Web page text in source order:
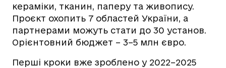
кераміки, тканин, паперу та живопису.
Проєкт охопить 7 областей України, а
партнерами можуть стати до 30 установ.
Орієнтовний бюджет – 3–5 млн євро.
Перші кроки вже зроблено у 2022–2025